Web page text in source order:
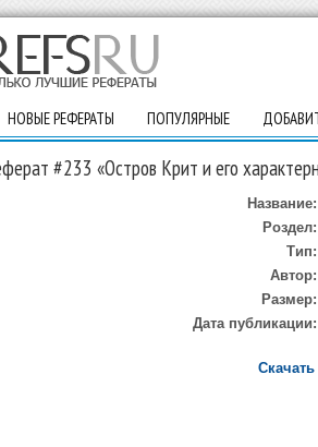
НОВЫЕ РЕФЕРАТЫ ПОПУЛЯРНЫЕ
#233 «Остров Крит и его
Название:
Роздел:
Тип:
Автор:
Размер:
Дата публикации: